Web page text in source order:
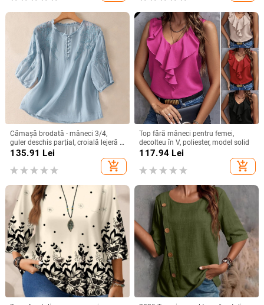
Cămașă brodată - mâneci 3/4,
guler deschis parțial, croială lejeră -
bumbac și in
135.91 Lei
add_shopping_cart
Top fără mâneci pentru femei,
decolteu în V, poliester, model solid
117.94 Lei
add_shopping_cart